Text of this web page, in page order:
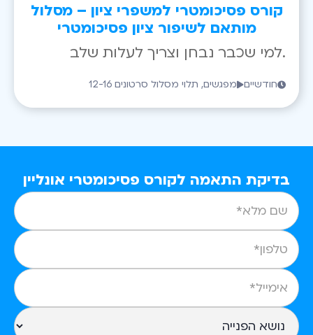
קורס פסיכומטרי למשפרי ציון – מסלול
מותאם לשיפור ציון פסיכומטרי
למי שכבר נבחן וצריך לעלות שלב.
12-16 מפגשים, תלוי מסלול סרטונים חודשיים
בדיקת התאמה לקורס פסיכומטרי אונליין